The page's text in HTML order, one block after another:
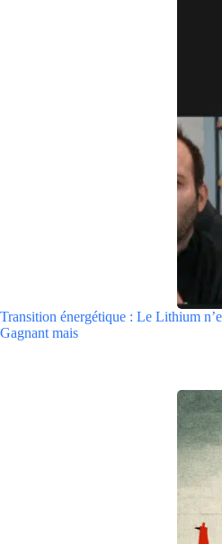
Transition énergétique : Le Lithium
Gagnant mais